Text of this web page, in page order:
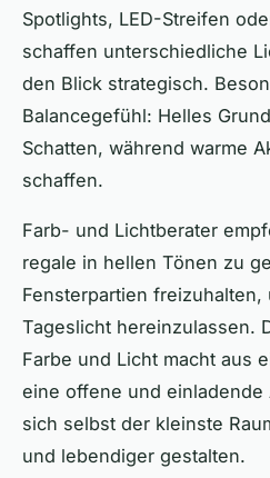
Spotlights, LED-Streifen
schaffen unterschiedliche
den Blick strategisch.
Balancegefühl: Helles
Schatten, während warme
schaffen.
Farb- und Lichtberater
regale in hellen Tönen zu
Fensterpartien freizuhalten,
Tageslicht hereinzulassen.
Farbe und Licht macht aus
eine offene und einladende
sich selbst der kleinste
und lebendiger gestalten.